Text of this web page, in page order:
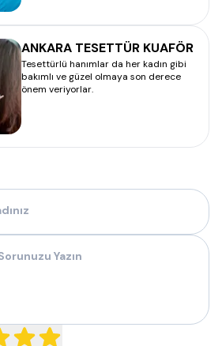
ANKARA TESETTÜR KUAFÖR
Tesettürlü hanımlar da her kadın gibi
bakımlı ve güzel olmaya son derece
önem veriyorlar.